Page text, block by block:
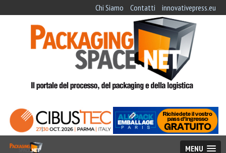
Chi Siamo Contatti innovativepress.eu
MENU